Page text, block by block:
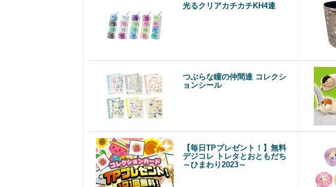
光るクリアカチカチKH4連
つぶらな瞳の仲間達 コレクシ
ョンシール
【毎日TPプレゼント！】無料
デジコレ トレタとおともだち
～ひまわり2023～